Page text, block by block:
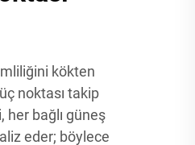
kökten
noktası takip
her bağlı güneş
eder; böylece